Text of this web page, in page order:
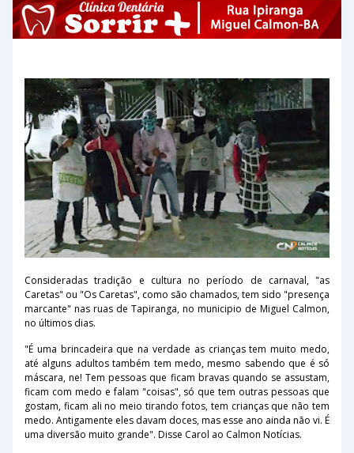
Consideradas tradição e cultura no período de carnaval, "as
Caretas" ou "Os Caretas", como são chamados, tem sido "presença
marcante" nas ruas de Tapiranga, no municipio de Miguel Calmon,
no últimos dias.
"É uma brincadeira que na verdade as crianças tem muito medo,
até alguns adultostambém tem medo, mesmo sabendo que é só
máscara, ne! Tem pessoas que ficam bravas quando se assustam,
ficam com medo e falam "coisas", só que tem outras pessoas que
gostam, ficam ali no meio tirando fotos, tem crianças que não tem
medo. Antigamente eles davam doces, mas esse ano ainda não vi. É
uma diversão muito grande". Disse Carol ao Calmon Notícias.